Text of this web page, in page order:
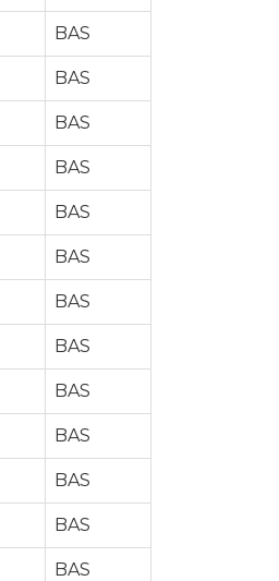
BAS
BAS
BAS
BAS
BAS
BAS
BAS
BAS
BAS
BAS
BAS
BAS
BAS